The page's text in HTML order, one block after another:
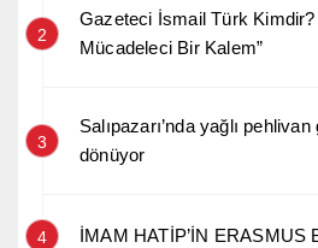
2
Gazeteci İsmail Türk
Mücadeleci Bir Kalem”
3
Salıpazarı’nda yağlı
dönüyor
4 İMAM HATİP’İN ERASMUS